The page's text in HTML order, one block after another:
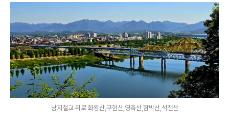
남지철교 뒤로 화왕산,구현산,영축산,함박산,석천산